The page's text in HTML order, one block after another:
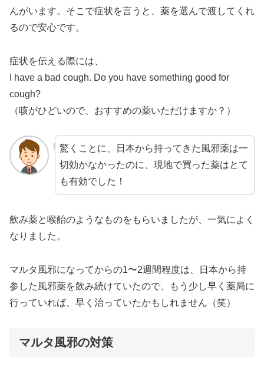
んがいます。そこで症状を言うと、薬を選んで渡してくれ
るので安心です。
症状を伝える際には、
I have a bad cough. Do you have something good for
cough?
（咳がひどいので、おすすめの薬いただけますか？）
驚くことに、日本から持ってきた風邪薬は一
切効かなかったのに、現地で買った薬はとて
も有効でした！
飲み薬と喉飴のようなものをもらいましたが、一気によく
なりました。
マルタ風邪になってからの1〜2週間程度は、日本から持
参した風邪薬を飲み続けていたので、もう少し早く薬局に
行っていれば、早く治っていたかもしれません（笑）
マルタ風邪の対策